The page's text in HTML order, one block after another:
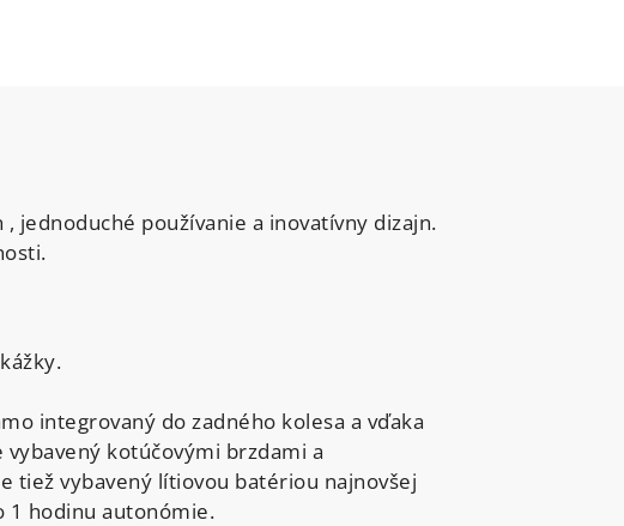
jednoduché používanie a inovatívny dizajn.
integrovaný do zadného kolesa a vďaka
kotúčovými brzdami a
tiež vybavený lítiovou batériou najnovšej
1 hodinu autonómie.